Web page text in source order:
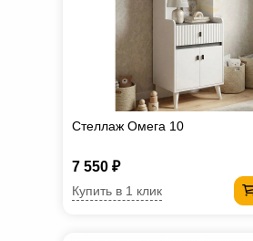
Стеллаж Омега 10
7 550 ₽
Купить в 1 клик